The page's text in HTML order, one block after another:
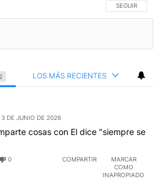
SIGA ESTA
SEGUIR
2 LOS MÁS RECIENTES
3 DE JUNIO DE 2026
cosas con El dice "siempre se
0 COMPARTIR
MARCAR
COMO
INAPROPIADO